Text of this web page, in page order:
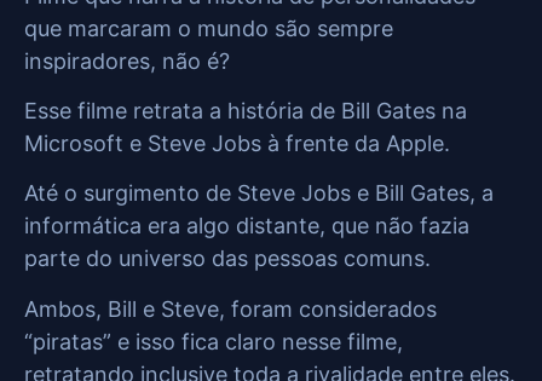
que marcaram o mundo são sempre
inspiradores, não é?
Esse filme retrata a história de Bill Gates na
Microsoft e Steve Jobs à frente da Apple.
Até o surgimento de Steve Jobs e Bill Gates, a
informática era algo distante, que não fazia
parte do universo das pessoas comuns.
Ambos, Bill e Steve, foram considerados
“piratas” e isso fica claro nesse filme,
retratando inclusive toda a rivalidade entre eles.